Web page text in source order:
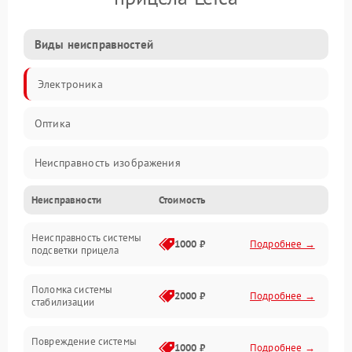
Виды неисправностей
Электроника
Оптика
Неисправность изображения
Механические повреждения
Неисправность фокусировки и оптики
Неисправности Стоимость
Неисправность системы
подсветки прицела
1000 ₽ Подробнее →
Поломка системы
стабилизации
2000 ₽ Подробнее →
Повреждение системы
1000 ₽ Подробнее →